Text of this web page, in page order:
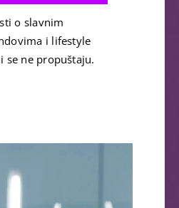
o slavnim
i lifestyle
se ne propuštaju.